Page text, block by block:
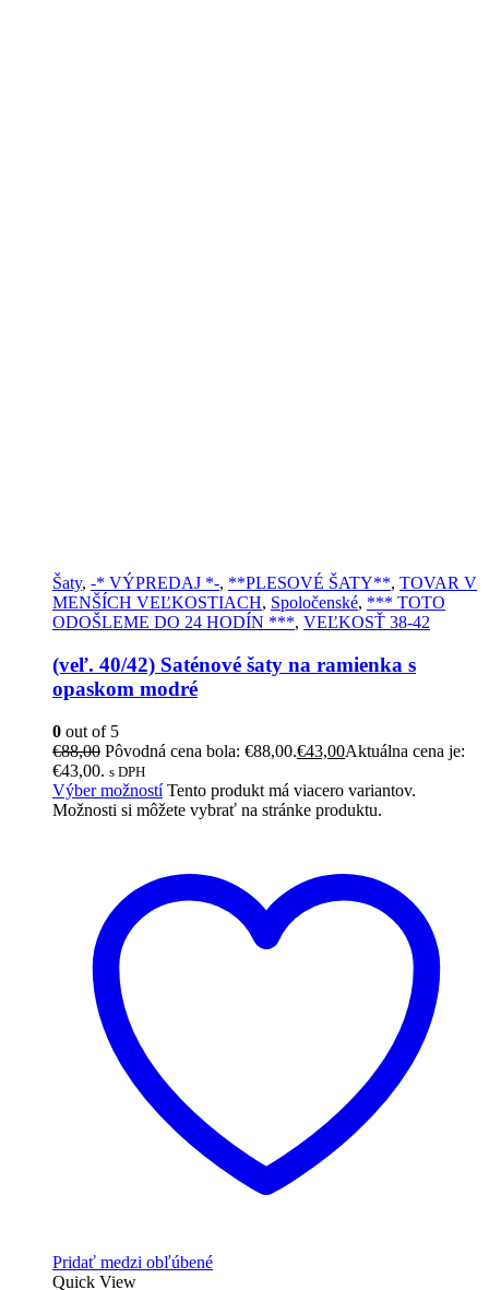
Šaty, -* VÝPREDAJ *-, **PLESOVÉ ŠATY**, TOVAR V
MENŠÍCH VEĽKOSTIACH, Spoločenské, *** TOTO
ODOŠLEME DO 24 HODÍN ***, VEĽKOSŤ 38-42
(veľ. 40/42) Saténové šaty na ramienka s
opaskom modré
0 out of 5
€88,00 Pôvodná cena bola: €88,00.€43,00Aktuálna cena je:
€43,00. s DPH
Výber možností Tento produkt má viacero variantov.
Možnosti si môžete vybrať na stránke produktu.
Pridať medzi obľúbené
Quick View